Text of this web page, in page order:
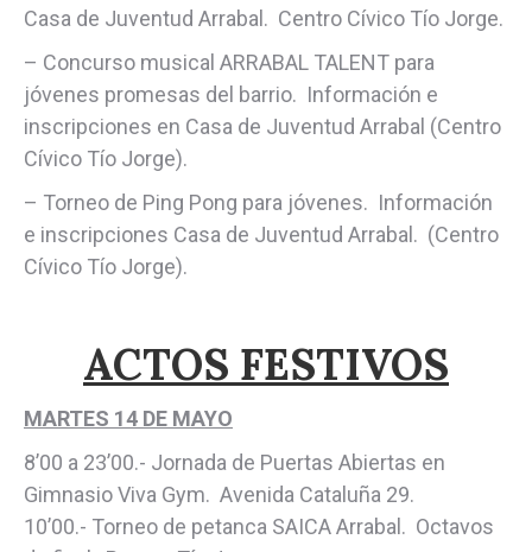
Casa de Juventud Arrabal. Centro Cívico Tío Jorge.
– Concurso musical ARRABAL TALENT para
jóvenes promesas del barrio. Información e
inscripciones en Casa de Juventud Arrabal (Centro
Cívico Tío Jorge).
– Torneo de Ping Pong para jóvenes. Información
e inscripciones Casa de Juventud Arrabal. (Centro
Cívico Tío Jorge).
ACTOS FESTIVOS
MARTES 14 DE MAYO
8’00 a 23’00.- Jornada de Puertas Abiertas en
Gimnasio Viva Gym. Avenida Cataluña 29.
10’00.- Torneo de petanca SAICA Arrabal. Octavos